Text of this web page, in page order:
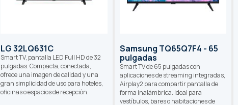
LG 32LQ631C
Smart TV, pantalla LED Full HD de 32
pulgadas. Compacta, conectada,
ofrece una imagen de calidad y una
gran simplicidad de uso para hoteles,
oficinas o espacios de recepción.
Samsung TQ65Q7F4 - 65
pulgadas
Smart TV de 65 pulgadas con
aplicaciones de streaming integradas,
Airplay2 para compartir pantalla de
forma inalámbrica. Ideal para
vestíbulos, bares o habitaciones de